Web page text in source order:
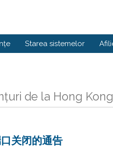
Starea sistemelor
de la Hong
关闭的通告